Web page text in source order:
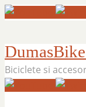
Biciclete si